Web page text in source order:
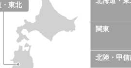
東北
関東
北陸・甲信